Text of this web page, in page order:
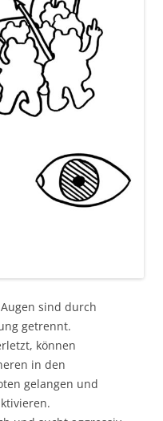
sind durch
getrennt.
können
in den
gelangen und